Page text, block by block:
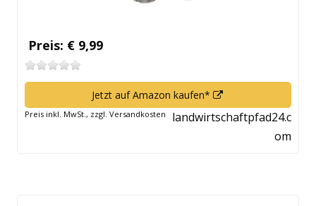
Preis: € 9,99
Jetzt auf Amazon kaufen*
neuem
Fenster
Preis inkl. MwSt., zzgl. Versandkosten
landwirtschaftpfad24.c
om